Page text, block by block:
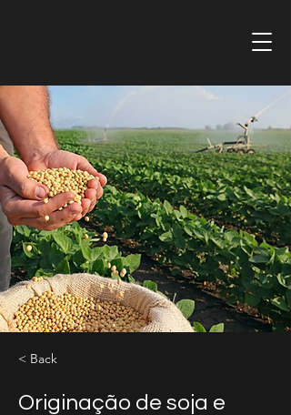
< Back
Originação de soja e